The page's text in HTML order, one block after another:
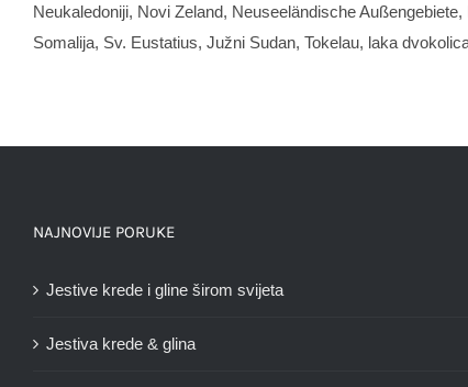
Neukaledoniji, Novi Zeland, Neuseeländische Außengebiete,
Somalija, Sv. Eustatius, Južni Sudan, Tokelau, laka
NAJNOVIJE PORUKE
Jestive krede i gline širom svijeta
Jestiva krede & glina